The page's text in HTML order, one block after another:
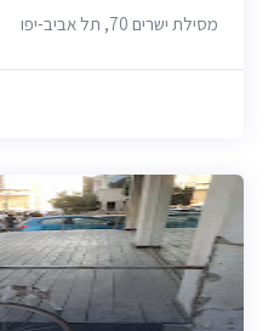
מסילת ישרים 70, תל אביב-יפו